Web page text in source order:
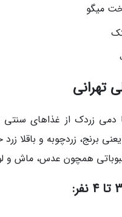
میگو
تهرانی
دمی زردک از غذاهای
یعنی برنج، زردچوبه و
همچون عدس، ماش و